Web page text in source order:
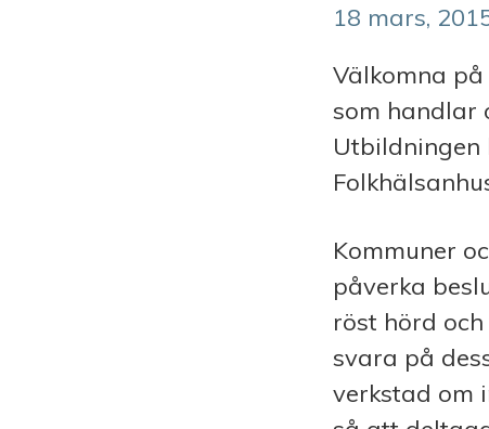
18 mars,
Välkomna
som handlar
Utbildningen
Kommuner
påverka
röst hörd
svara på
verkstad om